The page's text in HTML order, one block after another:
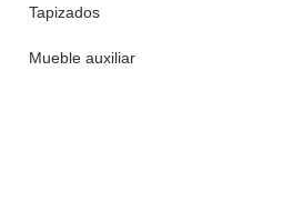
Tapizados
Mueble auxiliar